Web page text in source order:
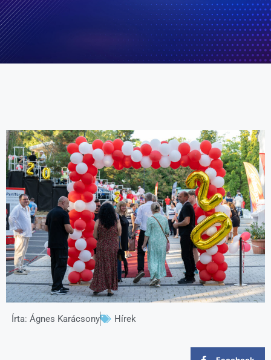
Írta: Ágnes Karácsony Hírek